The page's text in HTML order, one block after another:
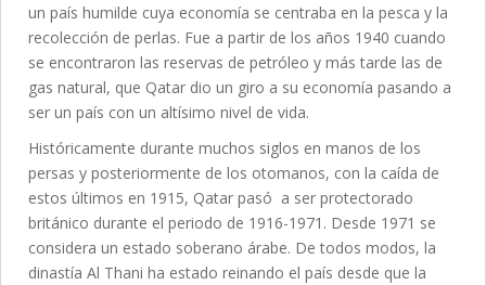
un país humilde cuya economía se centraba en la pesca y la
recolección de perlas. Fue a partir de los años 1940 cuando
se encontraron las reservas de petróleo y más tarde las de
gas natural, que Qatar dio un giro a su economía pasando a
ser un país con un altísimo nivel de vida.
Históricamente durante muchos siglos en manos de los
persas y posteriormente de los otomanos, con la caída de
estos últimos en 1915, Qatar pasó a ser protectorado
británico durante el periodo de 1916-1971. Desde 1971 se
considera un estado soberano árabe. De todos modos, la
dinastía Al Thani ha estado reinando el país desde que la